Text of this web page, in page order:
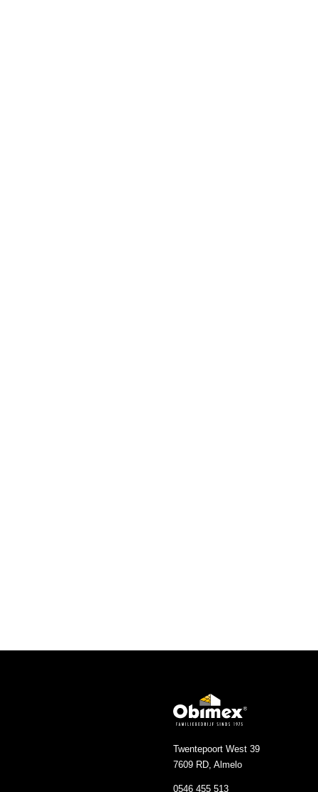
Twentepoort West 39
7609 RD, Almelo
0546 455 513